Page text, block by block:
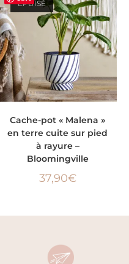
ÉPUISÉ
Cache-pot « Malena »
en terre cuite sur pied
à rayure –
Bloomingville
37,90€